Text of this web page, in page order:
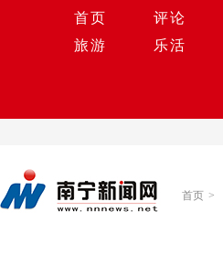
首页 评论
旅游
乐活
首页 >